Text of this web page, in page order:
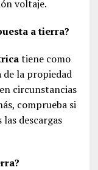
voltaje.
a tierra?
tiene como
de la propiedad
circunstancias
comprueba si
descargas